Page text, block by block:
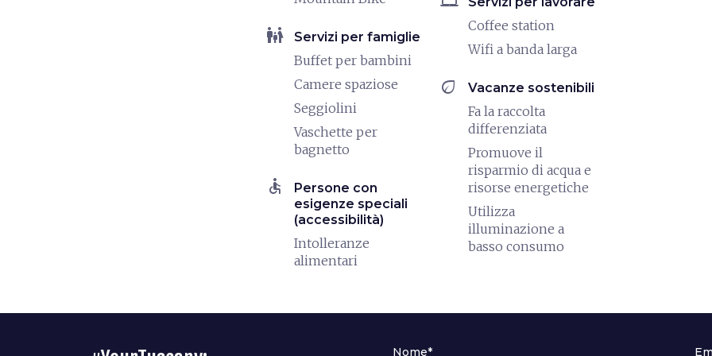
family_restroom Servizi per famiglie
Buffet per bambini
Camere spaziose
Seggiolini
Vaschette per
bagnetto
accessible
Persone con
esigenze speciali
(accessibilità)
Intolleranze
alimentari
Coffee station
Wifi a banda larga
eco Vacanze sostenibili
Fa la raccolta
differenziata
Promuove il
risparmio di acqua e
risorse energetiche
Utilizza
illuminazione a
basso consumo
Nome*